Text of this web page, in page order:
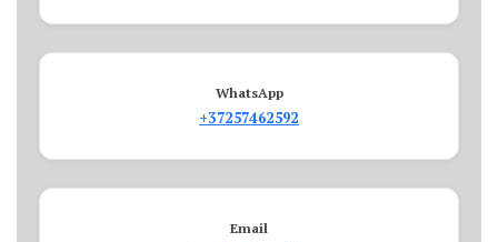
WhatsApp
+37257462592
Email